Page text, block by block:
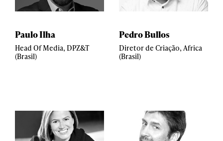
Paulo Ilha
Head Of Media, DPZ&T
(Brasil)
Pedro Bullos
Diretor de Criação, Africa
(Brasil)